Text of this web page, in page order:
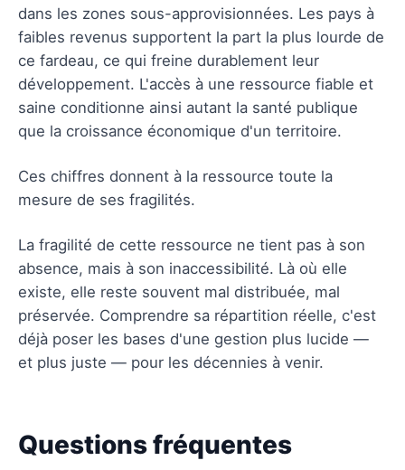
dans les zones sous-approvisionnées. Les pays à
faibles revenus supportent la part la plus lourde de
ce fardeau, ce qui freine durablement leur
développement. L'accès à une ressource fiable et
saine conditionne ainsi autant la santé publique
que la croissance économique d'un territoire.
Ces chiffres donnent à la ressource toute la
mesure de ses fragilités.
La fragilité de cette ressource ne tient pas à son
absence, mais à son inaccessibilité. Là où elle
existe, elle reste souvent mal distribuée, mal
préservée. Comprendre sa répartition réelle, c'est
déjà poser les bases d'une gestion plus lucide —
et plus juste — pour les décennies à venir.
Questions fréquentes